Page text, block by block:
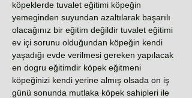
köpeklerde tuvalet eğitimi köpeğin
yemeginden suyundan azaltılarak başarılı
olacağınız bir eğitim değildir tuvalet eğitimi
ev içi sorunu olduğundan köpeğin kendi
yaşadığı evde verilmesi gereken yapılacak
en dogru eğitimdir köpek eğitmeni
köpeğinizi kendi yerine almış olsada on iş
günü sonunda mutlaka köpek sahipleri ile